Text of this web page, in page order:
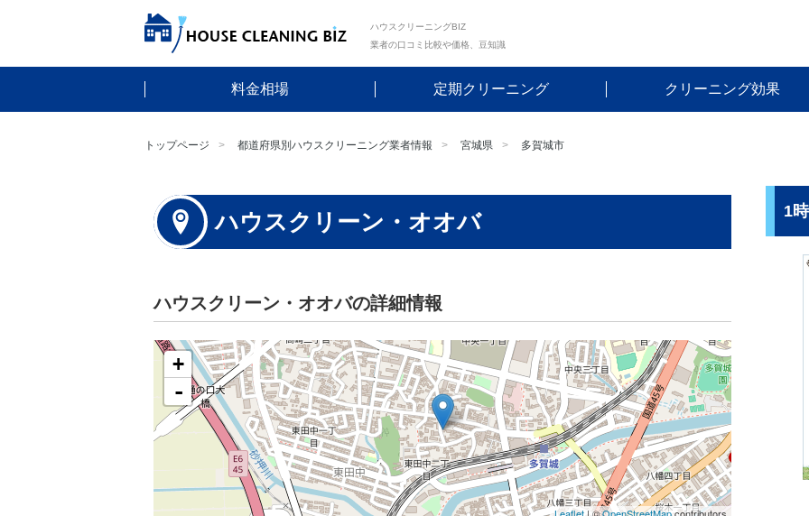
ハウスクリーニングBIZ
業者の口コミ比較や価格、豆知識
料金相場 定期クリーニング クリーニング効果
トップページ 都道府県別ハウスクリーニング業者情報 宮城県 多賀城市
ハウスクリーン・オオバ
ハウスクリーン・オオバの詳細情報
+
-
1